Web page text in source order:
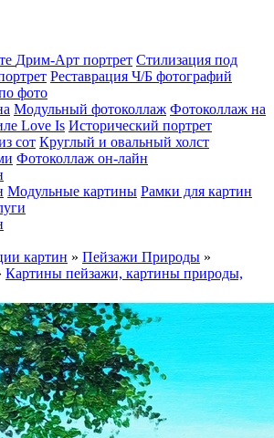
Дрим-Арт портрет Стилизация под
Реставрация Ч/Б фотографий
фото
Модульный фотоколлаж Фотоколлаж на
Love Is Исторический портрет
сот Круглый и овальный холст
Фотоколлаж он-лайн
Модульные картины Рамки для картин
картин » Пейзажи Природы »
Картины пейзажи, картины природы,